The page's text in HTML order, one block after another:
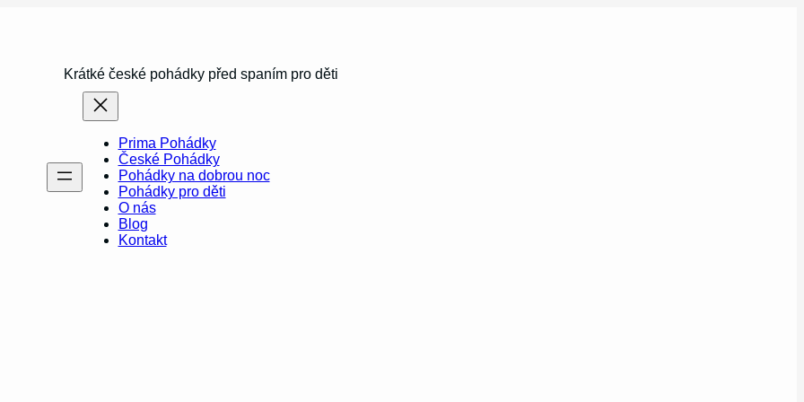
Krátké české pohádky před spaním pro děti
Prima Pohádky
České Pohádky
Pohádky na dobrou noc
Pohádky pro děti
O nás
Blog
Kontakt